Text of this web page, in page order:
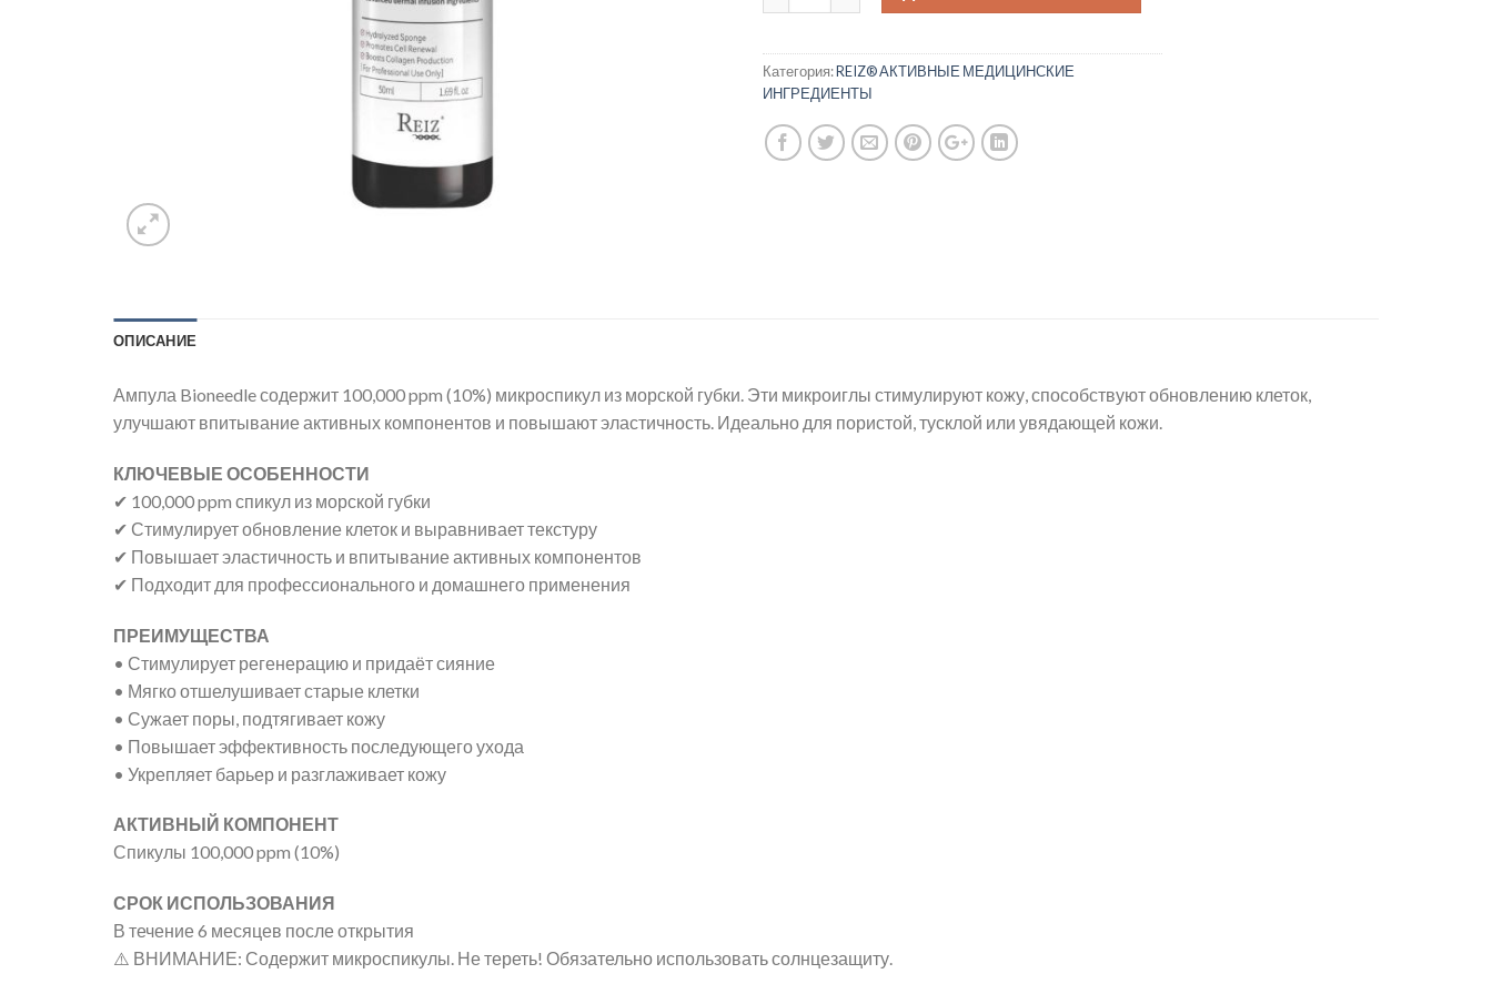
Категория:REIZ® АКТИВНЫЕ МЕДИЦИНСКИЕ
ИНГРЕДИЕНТЫ
ОПИСАНИЕ
Ампула Bioneedle содержит 100,000 ppm (10%) микроспикул из морской губки. Эти микроиглы стимулируют кожу, способствуют обновлению клеток,
улучшают впитывание активных компонентов и повышают эластичность. Идеально для пористой, тусклой или увядающей кожи.
КЛЮЧЕВЫЕ ОСОБЕННОСТИ
✔ 100,000 ppm спикул из морской губки
✔ Стимулирует обновление клеток и выравнивает текстуру
✔ Повышает эластичность и впитывание активных компонентов
✔ Подходит для профессионального и домашнего применения
ПРЕИМУЩЕСТВА
• Стимулирует регенерацию и придаёт сияние
• Мягко отшелушивает старые клетки
• Сужает поры, подтягивает кожу
• Повышает эффективность последующего ухода
• Укрепляет барьер и разглаживает кожу
АКТИВНЫЙ КОМПОНЕНТ
Спикулы 100,000 ppm (10%)
СРОК ИСПОЛЬЗОВАНИЯ
В течение 6 месяцев после открытия
⚠️ ВНИМАНИЕ: Содержит микроспикулы. Не тереть! Обязательно использовать солнцезащиту.